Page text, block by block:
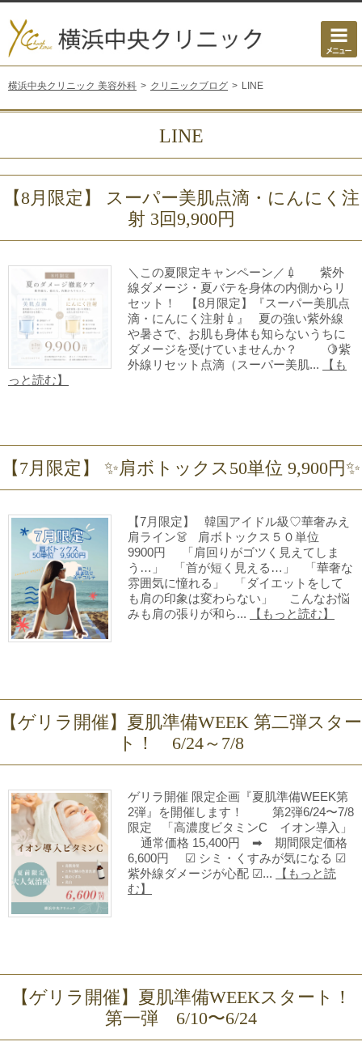
横浜中央クリニック 美容外科 クリニックブログ LINE
LINE
【8月限定】 スーパー美肌点滴・にんにく注
射 3回9,900円
＼この夏限定キャンペーン／💉 紫外
線ダメージ・夏バテを身体の内側からリ
セット！ 【8月限定】『スーパー美肌点
滴・にんにく注射💉』 夏の強い紫外線
や暑さで、お肌も身体も知らないうちに
ダメージを受けていませんか？ 🍋紫
外線リセット点滴（スーパー美肌...
【も
っと読む】
【7月限定】 ✨肩ボトックス50単位 9,900円✨
【7月限定】 韓国アイドル級♡華奢みえ
肩ライン👗 肩ボトックス５０単位
9900円 「肩回りがゴツく見えてしま
う…」 「首が短く見える…」 「華奢な
雰囲気に憧れる」 「ダイエットをして
も肩の印象は変わらない」 こんなお悩
みも肩の張りが和ら...
【もっと読む】
【ゲリラ開催】夏肌準備WEEK 第二弾スター
ト！ 6/24～7/8
ゲリラ開催 限定企画『夏肌準備WEEK第
2弾』を開催します！ 第2弾6/24〜7/8
限定 「高濃度ビタミンC イオン導入」
通常価格 15,400円 ➡ 期間限定価格
6,600円 ☑ シミ・くすみが気になる ☑
紫外線ダメージが心配 ☑...
【もっと読
む】
【ゲリラ開催】夏肌準備WEEKスタート！
第一弾 6/10〜6/24